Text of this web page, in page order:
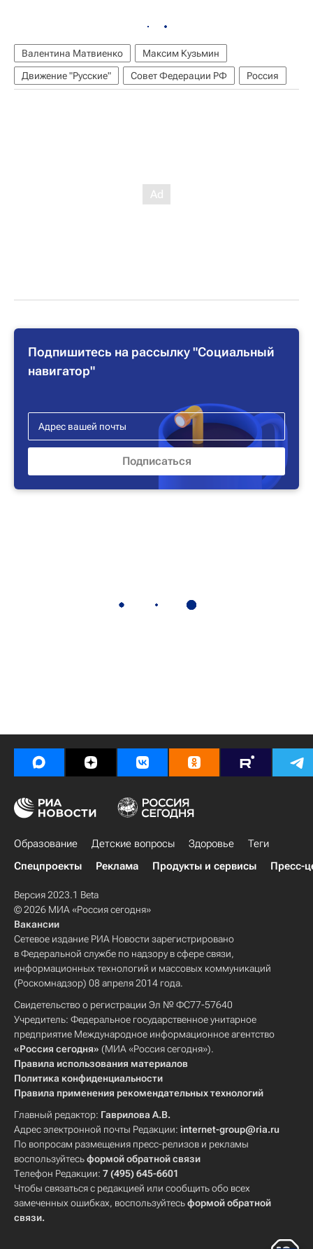
Валентина Матвиенко
Максим Кузьмин
Движение "Русские"
Совет Федерации РФ Россия
Подпишитесь на рассылку "Социальный
навигатор"
Образование Детские вопросы Здоровье
Теги
Спецпроекты
Реклама Продукты и сервисы Пресс-
Версия 2023.1 Beta
© 2026 МИА «Россия сегодня»
Вакансии
Сетевое издание РИА Новости зарегистрировано
в Федеральной службе по надзору в сфере связи,
информационных технологий и массовых коммуникаций
(Роскомнадзор) 08 апреля 2014 года.
Свидетельство о регистрации Эл № ФС77-57640
Учредитель: Федеральное государственное унитарное
предприятие Международное информационное агентство
«Россия сегодня» (МИА «Россия сегодня»).
Правила использования материалов
Политика конфиденциальности
Правила применения рекомендательных технологий
Главный редактор: Гаврилова А.В.
Адрес электронной почты Редакции: internet-group@ria.ru
По вопросам размещения пресс-релизов и рекламы
воспользуйтесьформой обратной связи
Телефон Редакции: 7 (495) 645-6601
Чтобы связаться с редакцией или сообщить обо всех
замеченных ошибках, воспользуйтесьформой обратной
связи.